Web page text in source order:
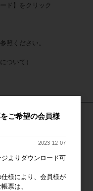
ド】をクリック
照ください。
ついて）
検索
ご希望の会員様
2023-12-07
よりダウンロード可
様により、会員様が
票は、